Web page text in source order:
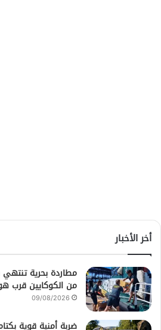
أخر الأخبار
من الكوكايين قرب
09/08/2026